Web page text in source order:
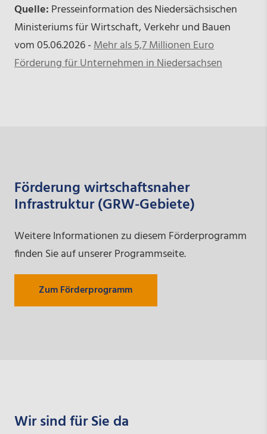
Quelle: Presseinformation des Niedersächsischen
Ministeriums für Wirtschaft, Verkehr und Bauen
vom 05.06.2026 -Mehr als 5,7 Millionen Euro
Förderung für Unternehmen in Niedersachsen
Förderung wirtschaftsnaher
Infrastruktur (GRW-Gebiete)
Weitere Informationen zu diesem Förderprogramm
finden Sie auf unserer Programmseite.
Zum Förderprogramm
Wir sind für Sie da